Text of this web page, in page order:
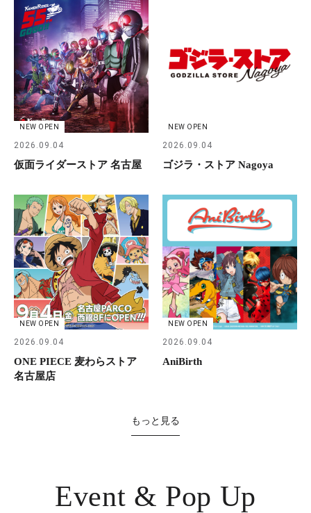
NEW OPEN
2026.09.04
仮面ライダーストア 名古屋
NEW OPEN
2026.09.04
ゴジラ・ストア Nagoya
NEW OPEN
2026.09.04
ONE PIECE 麦わらストア
名古屋店
NEW OPEN
2026.09.04
AniBirth
もっと見る
Event & Pop Up